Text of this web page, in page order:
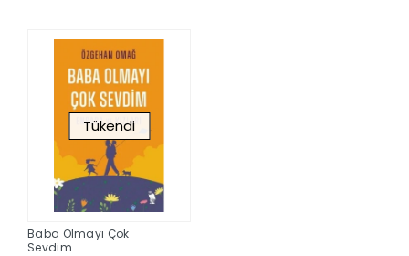
Tükendi
Baba Olmayı Çok
Sevdim